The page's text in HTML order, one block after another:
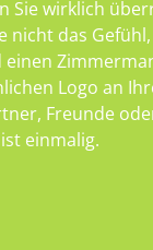
Sie wirklich
nicht das
einen
Logo an
Freunde
einmalig.